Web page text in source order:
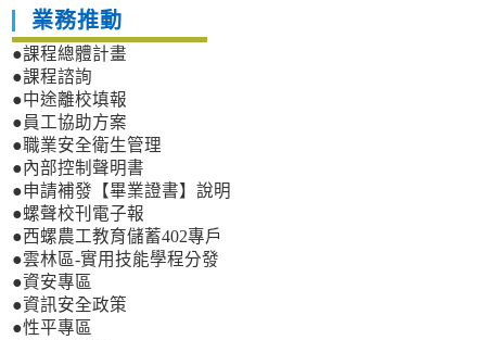
業務推動
●課程總體計畫
●課程諮詢
●中途離校填報
●員工協助方案
●職業安全衛生管理
●內部控制聲明書
●申請補發【畢業證書】說明
●螺聲校刊電子報
●西螺農工教育儲蓄402專戶
●雲林區-實用技能學程分發
●資安專區
●資訊安全政策
●性平專區